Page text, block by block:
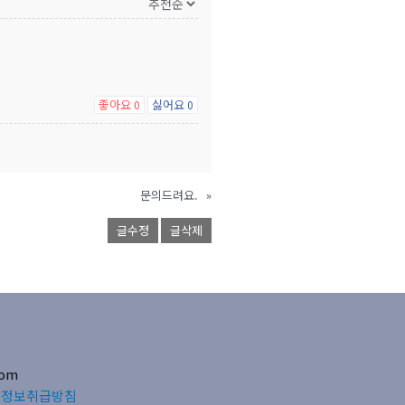
좋아요 0 싫어요0
문의드려요. »
글수정 글삭제
보취급방침